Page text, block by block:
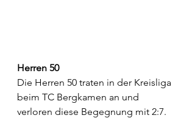
Herren 50
Die Herren 50 traten in der Kreisliga
beim TC Bergkamen an und
verloren diese Begegnung mit 2:7.